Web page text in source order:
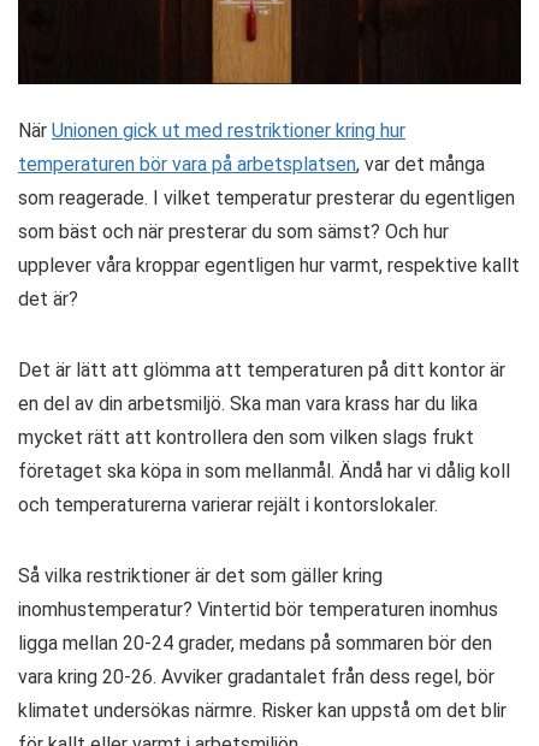
När Unionen gick ut med restriktioner kring hur
temperaturen bör vara på arbetsplatsen, var det många
som reagerade. I vilket temperatur presterar du egentligen
som bäst och när presterar du som sämst? Och hur
upplever våra kroppar egentligen hur varmt, respektive kallt
det är?
Det är lätt att glömma att temperaturen på ditt kontor är
en del av din arbetsmiljö. Ska man vara krass har du lika
mycket rätt att kontrollera den som vilken slags frukt
företaget ska köpa in som mellanmål. Ändå har vi dålig koll
och temperaturerna varierar rejält i kontorslokaler.
Så vilka restriktioner är det som gäller kring
inomhustemperatur? Vintertid bör temperaturen inomhus
ligga mellan 20-24 grader, medans på sommaren bör den
vara kring 20-26. Avviker gradantalet från dess regel, bör
klimatet undersökas närmre. Risker kan uppstå om det blir